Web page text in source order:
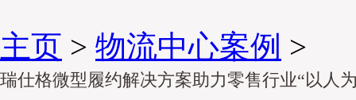
主页 > 物流中心案例 >
瑞仕格微型履约解决方案助力零售行业“以人